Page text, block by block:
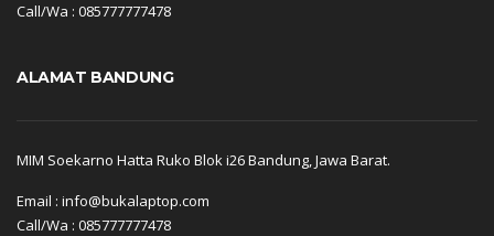
Call/Wa : 085777777478
ALAMAT BANDUNG
MIM Soekarno Hatta Ruko Blok i26 Bandung, Jawa Barat.
Email : info@bukalaptop.com
Call/Wa : 085777777478